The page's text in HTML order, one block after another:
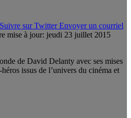
Suivre sur Twitter Envoyer un courriel
mise à jour: jeudi 23 juillet 2015
de David Delanty avec ses mises
issus de l’univers du cinéma et